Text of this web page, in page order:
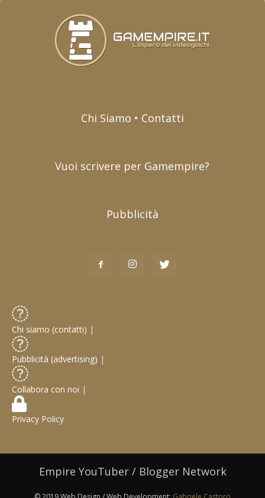
Chi Siamo • Contatti
Vuoi scrivere per Gamempire?
Pubblicità
Chi siamo (contatti) |
Pubblicità (advertising) |
Collabora con noi |
Privacy Policy
Empire YouTuber / Blogger Network